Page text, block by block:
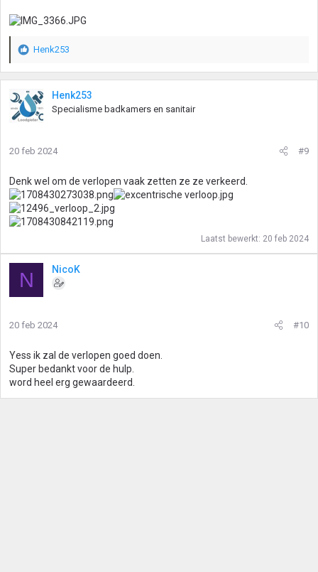
W
a
r
d
e
n
e
n
:
Henk253
Henk253
Specialisme badkamers en sanitair
20 feb 2024 #9
Denk wel om de verlopen vaak zetten ze ze verkeerd.
Laatst bewerkt: 20 feb 2024
N NicoK
20 feb 2024 #10
Yess ik zal de verlopen goed doen.
Super bedankt voor de hulp.
word heel erg gewaardeerd.